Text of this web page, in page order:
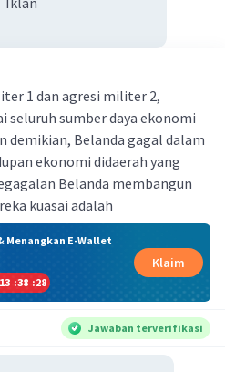
1 dan agresi militer 2,
seluruh sumber daya ekonomi
demikian, Belanda gagal dalam
ekonomi didaerah yang
Belanda membangun
kuasai adalah
Menangkan E-Wallet
13 :38 :27
Klaim
Jawaban terverifikasi